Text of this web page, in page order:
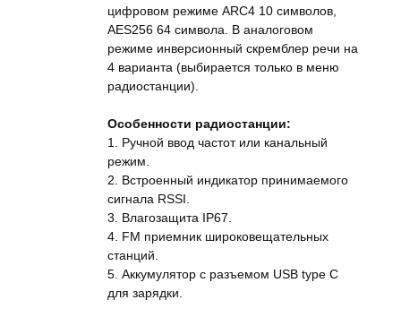
цифровом режиме ARC4 10 символов,
AES256 64 символа. В аналоговом
режиме инверсионный скремблер речи на
4 варианта (выбирается только в меню
радиостанции).
Особенности радиостанции:
1. Ручной ввод частот или канальный
режим.
2. Встроенный индикатор принимаемого
сигнала RSSI.
3. Влагозащита IP67.
4. FM приемник широковещательных
станций.
5. Аккумулятор с разъемом USB type C
для зарядки.